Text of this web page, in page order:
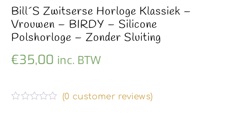
Bill´s Zwitserse Horloge Klassiek –
Vrouwen – BIRDY – Silicone
Polshorloge – Zonder Sluiting
€35,00 inc. BTW
(0 customer reviews)